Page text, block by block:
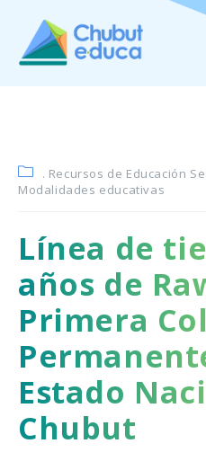
. Recursos de Educación
Modalidades educativas
Línea de
años de
Primera
Estado
Chubut